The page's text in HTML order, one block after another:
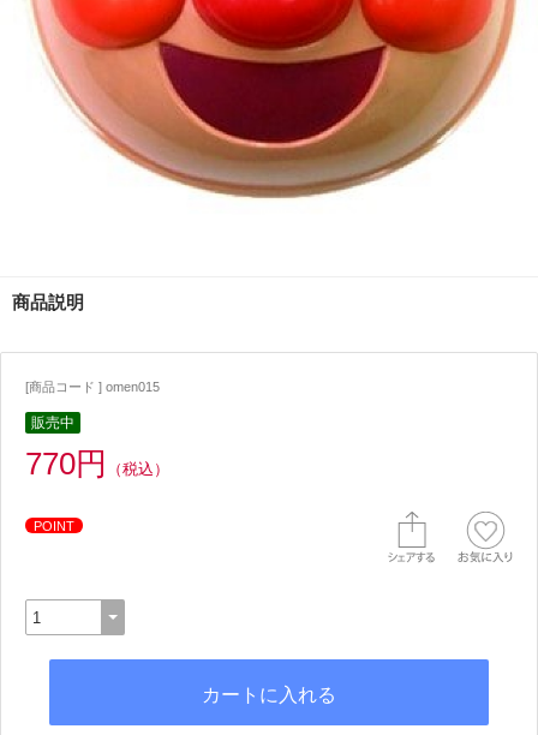
商品説明
[商品コード ] omen015
販売中
770円 （税込）
POINT